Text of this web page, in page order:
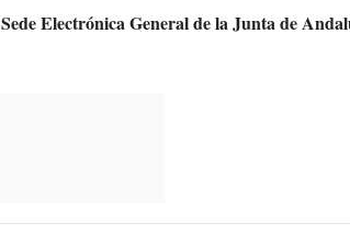
Sede Electrónica General de la Junta de